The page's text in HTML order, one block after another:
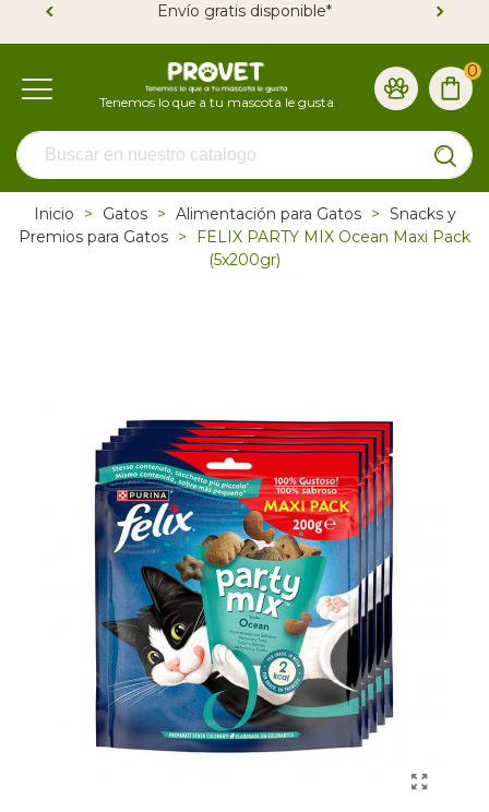
Envío gratis disponible*
0
Inicio > Gatos > Alimentación para Gatos > Snacks y
Premios para Gatos >
FELIX PARTY MIX Ocean Maxi Pack
(5x200gr)